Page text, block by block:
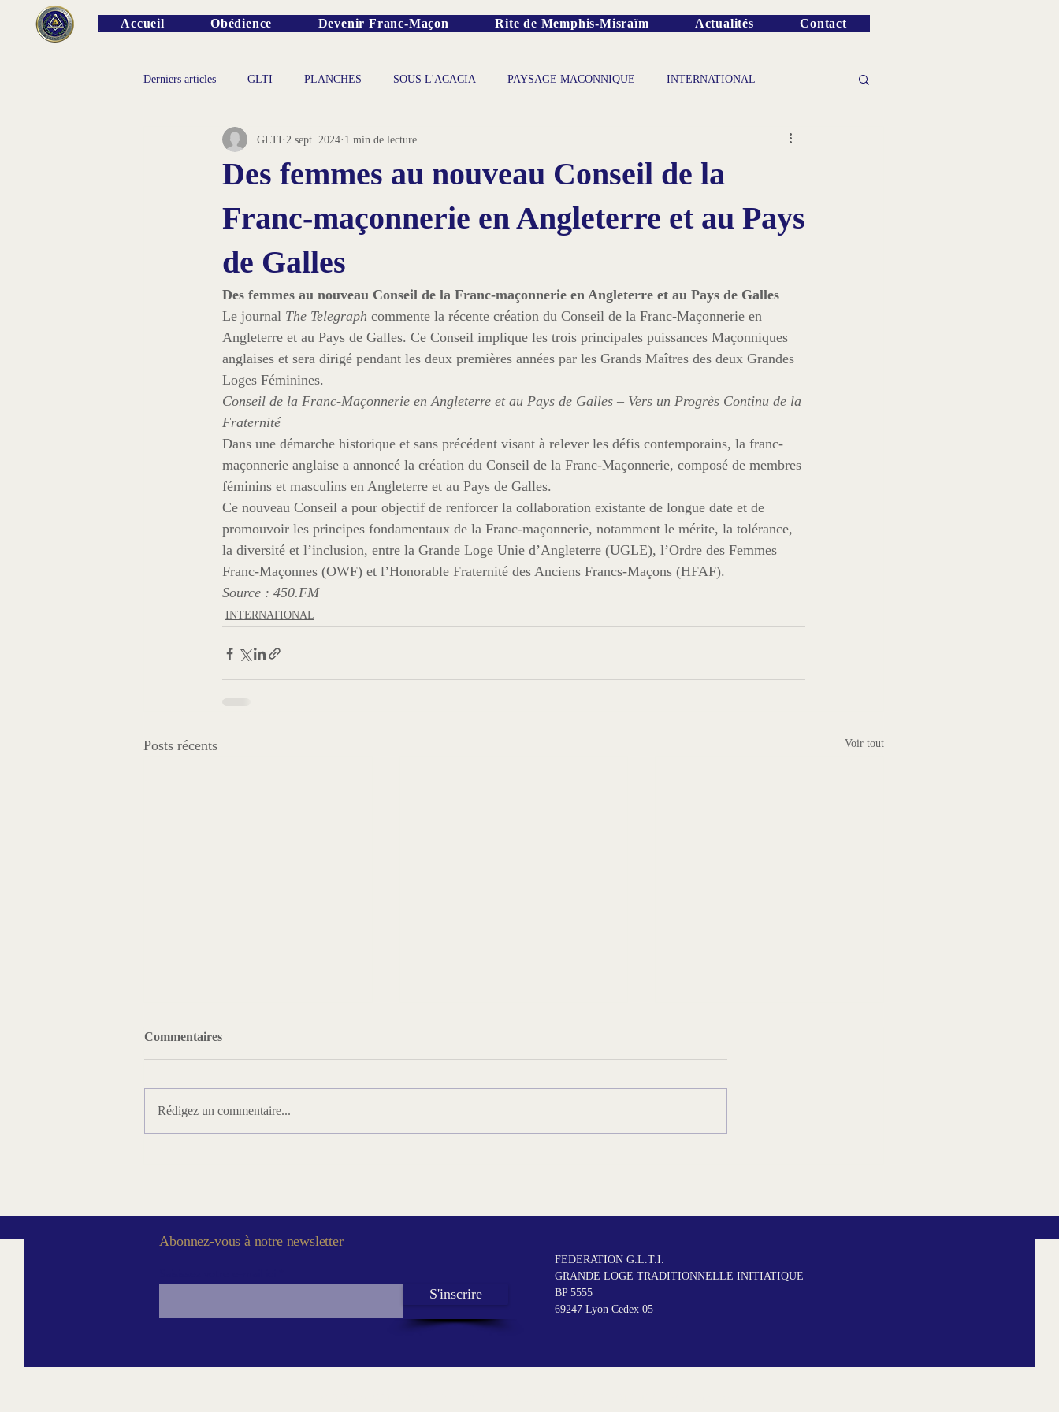
Accueil Obédience Devenir Franc-Maçon Rite de Memphis-Misraïm Actualités Contact
Derniers articles GLTI PLANCHES SOUS L'ACACIA PAYSAGE MACONNIQUE INTERNATIONAL
PERSONNALITES
Des femmes au nouveau Conseil de la
Franc-maçonnerie en Angleterre et au Pays
de Galles
GLTI 2 sept. 2024 1 min de lecture
Des femmes au nouveau Conseil de la Franc-maçonnerie en Angleterre et au Pays de Galles
Le journal The Telegraph commente la récente création du Conseil de la Franc-Maçonnerie en
Angleterre et au Pays de Galles. Ce Conseil implique les trois principales puissances Maçonniques
anglaises et sera dirigé pendant les deux premières années par les Grands Maîtres des deux Grandes
Loges Féminines.
Conseil de la Franc-Maçonnerie en Angleterre et au Pays de Galles – Vers un Progrès Continu de la
Fraternité
Dans une démarche historique et sans précédent visant à relever les défis contemporains, la franc-
maçonnerie anglaise a annoncé la création du Conseil de la Franc-Maçonnerie, composé de membres
féminins et masculins en Angleterre et au Pays de Galles.
Ce nouveau Conseil a pour objectif de renforcer la collaboration existante de longue date et de
promouvoir les principes fondamentaux de la Franc-maçonnerie, notamment le mérite, la tolérance,
la diversité et l’inclusion, entre la Grande Loge Unie d’Angleterre (UGLE), l’Ordre des Femmes
Franc-Maçonnes (OWF) et l’Honorable Fraternité des Anciens Francs-Maçons (HFAF).
Source : 450.FM
INTERNATIONAL
Posts récents Voir tout
Commentaires
Rédigez un commentaire...
Abonnez-vous à notre newsletter
S'inscrire
FEDERATION G.L.T.I.
GRANDE LOGE TRADITIONNELLE INITIATIQUE
BP 5555
69247 Lyon Cedex 05